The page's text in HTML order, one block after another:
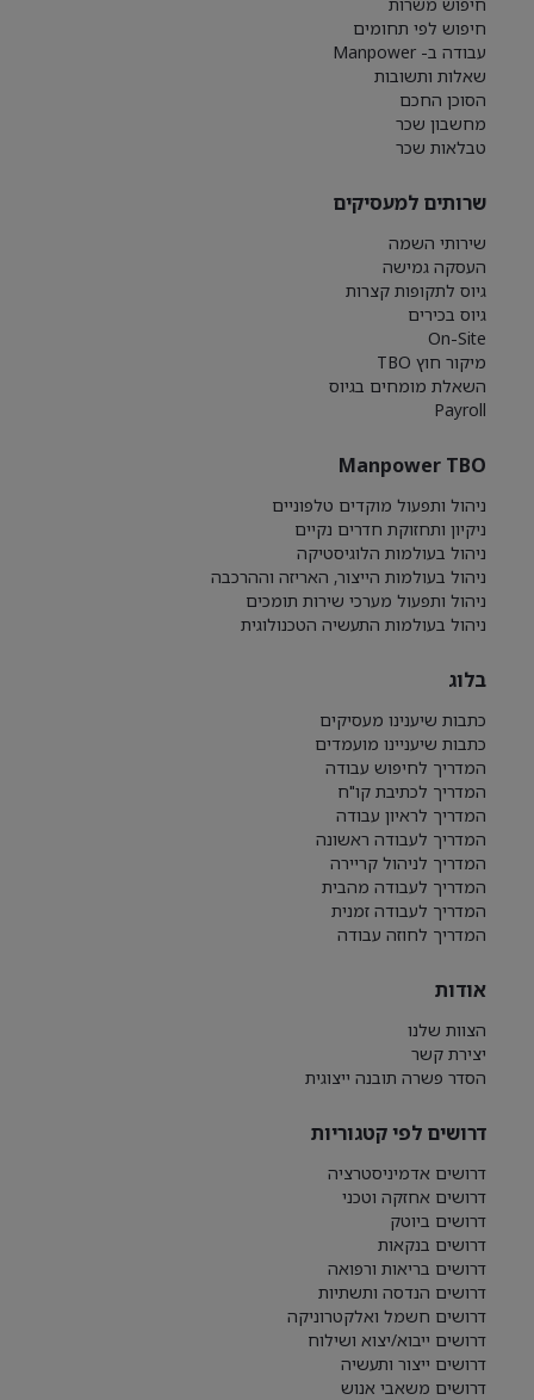
חיפוש לפי תחומים
עבודה ב- Manpower
שאלות ותשובות
הסוכן החכם
מחשבון שכר
טבלאות שכר
שרותים למעסיקים
שירותי השמה
העסקה גמישה
גיוס לתקופות קצרות
גיוס בכירים
On-Site
מיקור חוץ TBO
השאלת מומחים בגיוס
Payroll
Manpower TBO
ניהול ותפעול מוקדים טלפוניים
ניקיון ותחזוקת חדרים נקיים
ניהול בעולמות הלוגיסטיקה
ניהול בעולמות הייצור, האריזה וההרכבה
ניהול ותפעול מערכי שירות תומכים
ניהול בעולמות התעשיה הטכנולוגית
בלוג
כתבות שיענינו מעסיקים
כתבות שיעניינו מועמדים
המדריך לחיפוש עבודה
המדריך לכתיבת קו"ח
המדריך לראיון עבודה
המדריך לעבודה ראשונה
המדריך לניהול קריירה
המדריך לעבודה מהבית
המדריך לעבודה זמנית
המדריך לחוזה עבודה
אודות
הצוות שלנו
יצירת קשר
הסדר פשרה תובנה ייצוגית
דרושים לפי קטגוריות
דרושים אדמיניסטרציה
דרושים אחזקה וטכני
דרושים ביוטק
דרושים בנקאות
דרושים בריאות ורפואה
דרושים הנדסה ותשתיות
דרושים חשמל ואלקטרוניקה
דרושים ייבוא/יצוא ושילוח
דרושים ייצור ותעשיה
דרושים משאבי אנוש